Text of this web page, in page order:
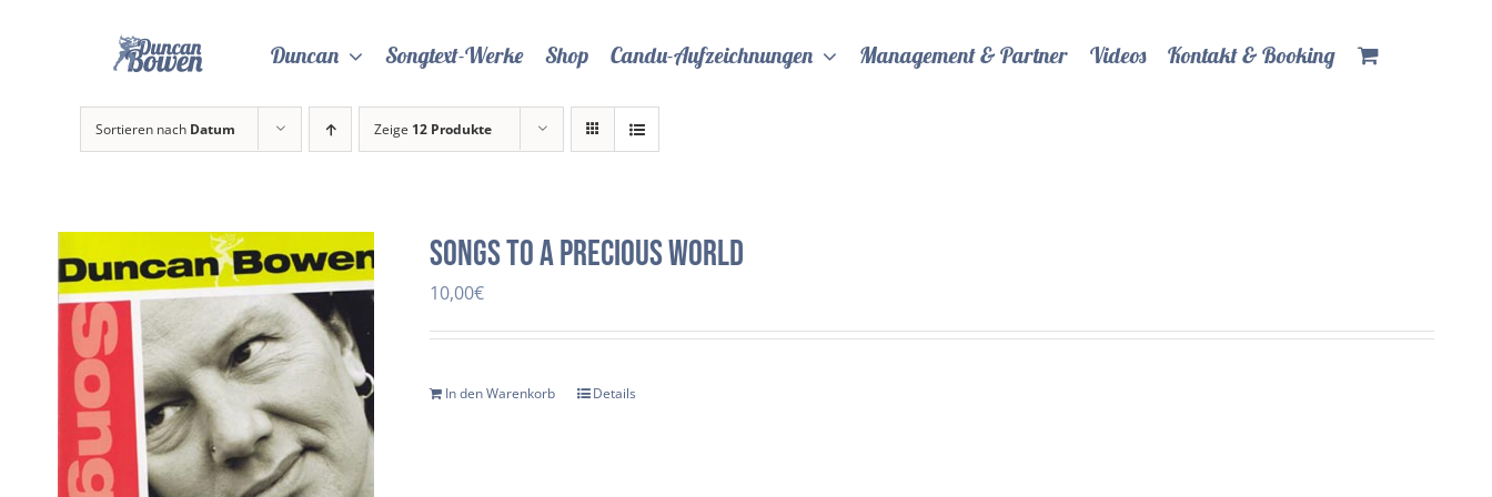
Duncan Songtext-Werke Shop Candu-Aufzeichnungen Management & Partner Videos Kontakt & Booking
Sortieren nach Datum Zeige 12 Produkte
Songs to a precious world
10,00€
In den Warenkorb Details